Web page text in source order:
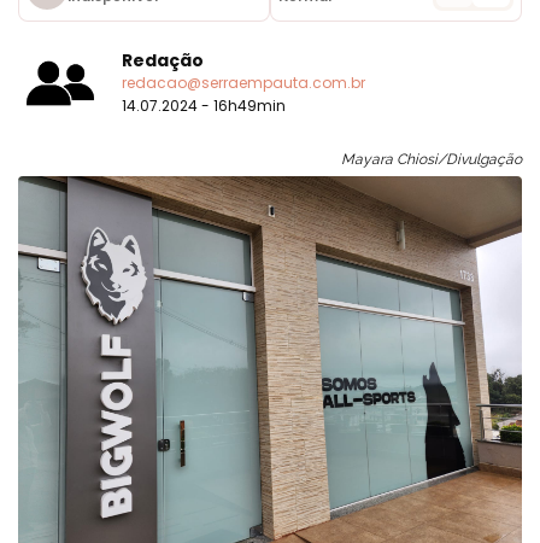
Redação
redacao@serraempauta.com.br
14.07.2024 - 16h49min
Mayara Chiosi/Divulgação